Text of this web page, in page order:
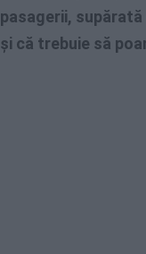
pasagerii,
şi că trebuie să